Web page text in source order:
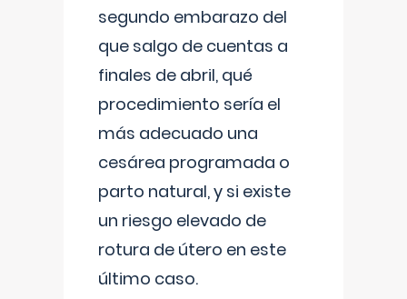
segundo embarazo del
que salgo de cuentas a
finales de abril, qué
procedimiento sería el
más adecuado una
cesárea programada o
parto natural, y si existe
un riesgo elevado de
rotura de útero en este
último caso.